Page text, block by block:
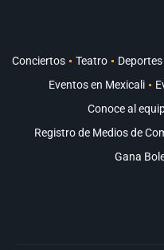
Conciertos Teatro Deportes
Eventos en Mexicali
Conoce al
Registro de Medios de
Gana